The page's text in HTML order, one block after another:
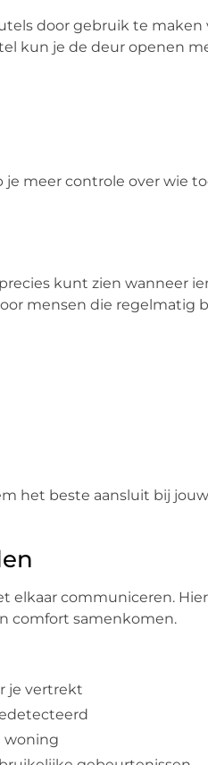
door gebruik te maken
kun je de deur openen
meer controle over wie
kunt zien wanneer
mensen die regelmatig
het beste aansluit bij
elkaar communiceren.
comfort samenkomen.
je vertrekt
woning